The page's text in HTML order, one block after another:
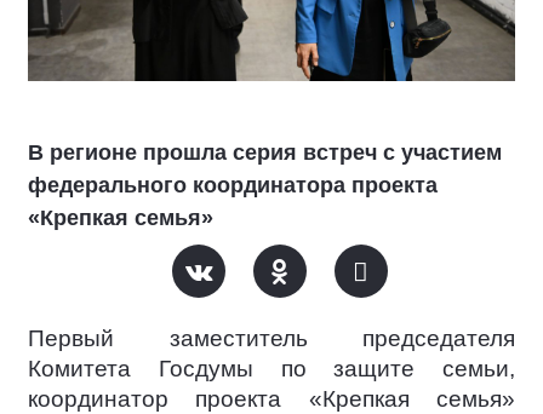
В регионе прошла серия встреч с участием
федерального координатора проекта
«Крепкая семья»
Первый заместитель председателя
Комитета Госдумы по защите семьи,
координатор проекта «Крепкая семья»